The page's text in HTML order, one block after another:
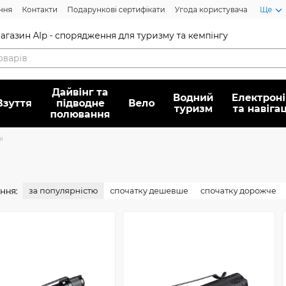
Контакти Подарункові сертифікати Угода користувача Ще
Alp - спорядження для туризму та кемпінгу
Дайвінг та
підводне
полювання
Вело
Водний
туризм
та
за популярністю спочатку дешевше спочатку дорожче